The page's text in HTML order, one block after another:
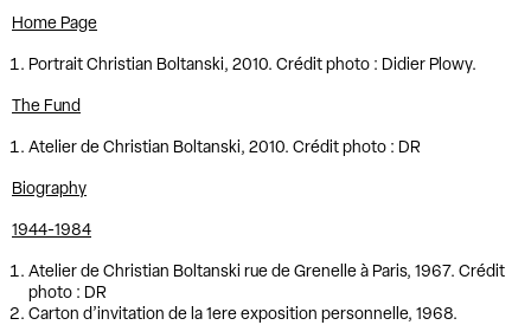
Home Page
Portrait Christian Boltanski, 2010. Crédit photo : Didier Plowy.
The Fund
Atelier de Christian Boltanski, 2010. Crédit photo : DR
Biography
1944-1984
Atelier de Christian Boltanski rue de Grenelle à Paris, 1967. Crédit
photo : DR
Carton d’invitation de la 1ere exposition personnelle, 1968.